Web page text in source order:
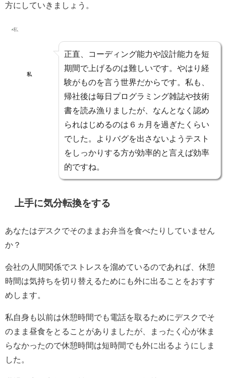
方にしていきましょう。
私
正直、コーディング能力や設計能力を短
期間で上げるのは難しいです。やはり経
験がものを言う世界だからです。私も、
帰社後は毎日プログラミング雑誌や技術
書を読み漁りましたが、なんとなく認め
られはじめるのは６ヵ月を過ぎたくらい
でした。よりバグを出さないようテスト
をしっかりする方が効率的と言えば効率
的ですね。
上手に気分転換をする
あなたはデスクでそのままお弁当を食べたりしていません
か？
会社の人間関係でストレスを溜めているのであれば、休憩
時間は気持ちを切り替えるためにも外に出ることをおすす
めします。
私自身も以前は休憩時間でも電話を取るためにデスクでそ
のまま昼食をとることがありましたが、まったく心が休ま
らなかったので休憩時間は短時間でも外に出るようにしま
した。